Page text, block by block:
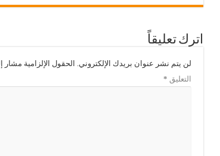
اترك تعليقاً
لن يتم نشر عنوان بريدك الإلكتروني. الحقول الإلزامية مشار
التعليق *